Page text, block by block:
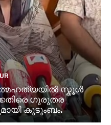
സ്കൂൾ
ഗുരുതര
കുടുംബം.